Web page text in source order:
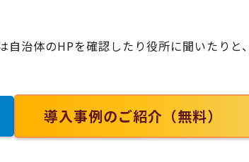
治体のHPを確認したり役所に聞いたりと
導入事例のご紹介（無料）